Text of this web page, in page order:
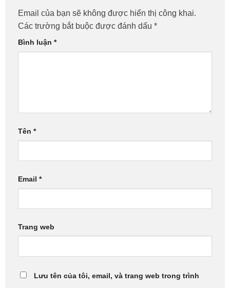
Email của bạn sẽ không được hiển thị công khai.
Các trường bắt buộc được đánh dấu *
Bình luận *
Tên *
Email *
Trang web
Lưu tên của tôi, email, và trang web trong trình